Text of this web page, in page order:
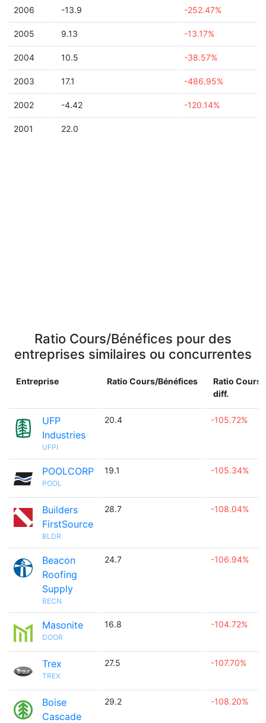
2006 -13.9 -252.47%
2005 9.13 -13.17%
2004 10.5 -38.57%
2003 17.1 -486.95%
2002 -4.42 -120.14%
2001 22.0
Ratio Cours/Bénéfices pour des
entreprises similaires ou concurrentes
Entreprise Ratio Cours/Bénéfices
Ratio
diff.
UFP
Industries
UFPI
20.4 -105.72%
POOLCORP
POOL
19.1 -105.34%
Builders
FirstSource
BLDR
28.7 -108.04%
Beacon
Roofing
Supply
BECN
24.7 -106.94%
Masonite
DOOR
16.8 -104.72%
Trex
TREX
27.5 -107.70%
Boise
Cascade
29.2 -108.20%